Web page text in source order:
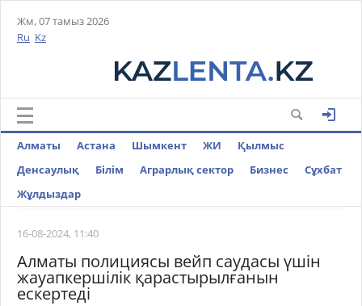
Жм, 07 тамыз 2026
Ru Kz
Алматы Астана Шымкент ЖИ
Қылмыс
Денсаулық
Білім Аграрлық сектор Бизнес
Cұхбат
Жұлдыздар
16-08-2024, 11:40
Алматы полициясы вейп саудасы үшін
жауапкершілік қарастырылғанын
ескертеді